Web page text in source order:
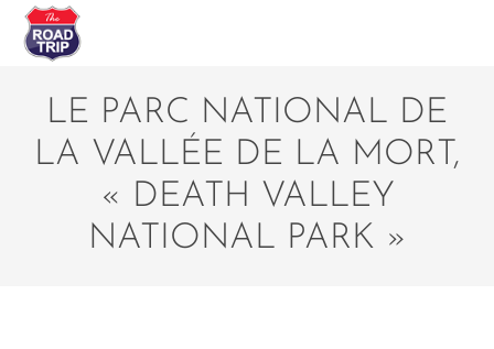
LE PARC NATIONAL DE
LA VALLÉE DE LA MORT,
« DEATH VALLEY
NATIONAL PARK »